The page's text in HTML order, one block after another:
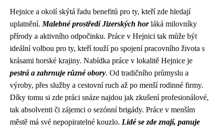
Hejnice a okolí skýtá řadu benefitů pro ty, kteří zde hledají
uplatnění. Malebné prostředí Jizerských horláká milovníky
přírody a aktivního odpočinku. Práce v Hejnici tak může být
ideální volbou pro ty, kteří touží po spojení pracovního života s
krásami horské krajiny. Nabídka práce v lokalitě Hejnice je
pestrá a zahrnuje různé obory. Od tradičního průmyslu a
výroby, přes služby a cestovní ruch až po menší rodinné firmy.
Díky tomu si zde práci snáze najdou jak zkušení profesionálové,
tak absolventi či zájemci o sezónní brigády. Práce v menším
městě má své nepopiratelné kouzlo. Lidé se zde znají, panuje